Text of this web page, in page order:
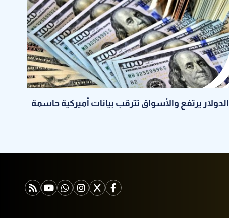
الدولار يرتفع والأسواق تترقب بيانات أميركية حاسمة